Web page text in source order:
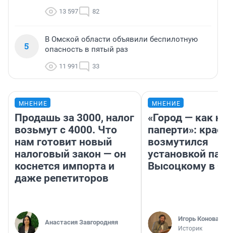
13 597 82
5
В Омской области объявили беспилотную
опасность в пятый раз
11 991 33
МНЕНИЕ
Продашь за 3000, налог
возьмут с 4000. Что
нам готовит новый
налоговый закон — он
коснется импорта и
даже репетиторов
Анастасия Завгородняя
МНЕНИЕ
«Город — как
паперти»:
возмутился
установкой
Высоцкому в
Игорь
Историк